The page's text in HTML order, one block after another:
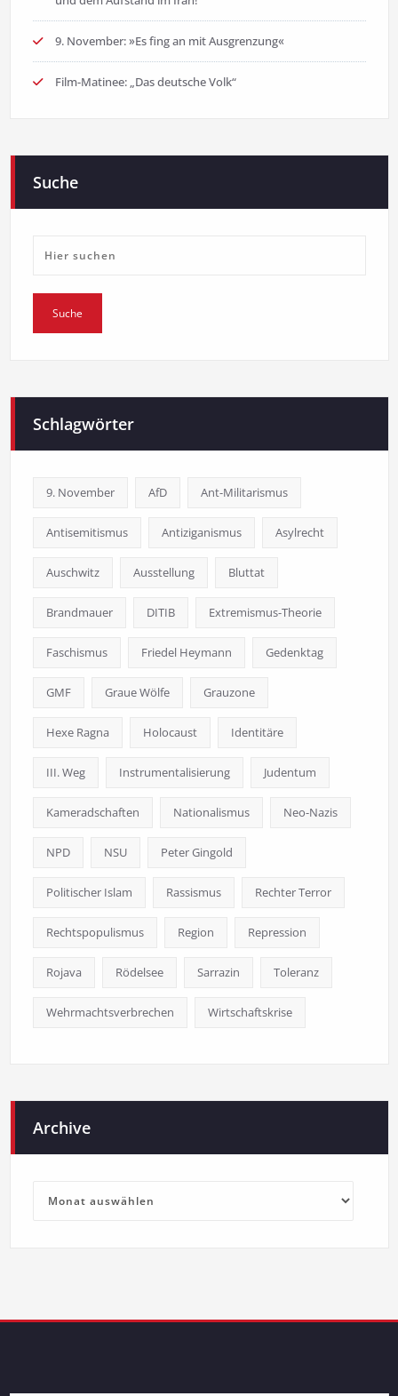
9. November: »Es fing an mit Ausgrenzung«
Film-Matinee: „Das deutsche Volk“
Suche
Schlagwörter
9. November AfD Ant-Militarismus
Antisemitismus Antiziganismus Asylrecht
Auschwitz Ausstellung Bluttat
Brandmauer DITIB Extremismus-Theorie
Faschismus Friedel Heymann Gedenktag
GMF Graue Wölfe Grauzone
Hexe Ragna Holocaust Identitäre
III. Weg Instrumentalisierung Judentum
Kameradschaften Nationalismus Neo-Nazis
NPD NSU Peter Gingold
Politischer Islam Rassismus Rechter Terror
Rechtspopulismus Region Repression
Rojava Rödelsee Sarrazin Toleranz
Wehrmachtsverbrechen Wirtschaftskrise
Archive